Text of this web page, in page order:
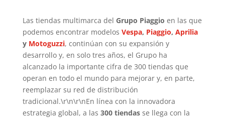
Las tiendas multimarca del Grupo Piaggio en las que
podemos encontrar modelos Vespa, Piaggio, Aprilia
y Motoguzzi, continúan con su expansión y
desarrollo y, en solo tres años, el Grupo ha
alcanzado la importante cifra de 300 tiendas que
operan en todo el mundo para mejorar y, en parte,
reemplazar su red de distribución
tradicional.\r\n\r\nEn línea con la innovadora
estrategia global, a las 300 tiendasse llega con la